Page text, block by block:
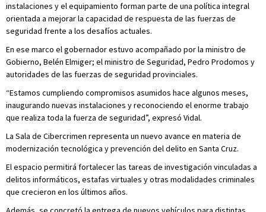
instalaciones y el equipamiento forman parte de una política integral
orientada a mejorar la capacidad de respuesta de las fuerzas de
seguridad frente a los desafíos actuales.
En ese marco el gobernador estuvo acompañado por la ministro de
Gobierno, Belén Elmiger; el ministro de Seguridad, Pedro Prodomos y
autoridades de las fuerzas de seguridad provinciales.
“Estamos cumpliendo compromisos asumidos hace algunos meses,
inaugurando nuevas instalaciones y reconociendo el enorme trabajo
que realiza toda la fuerza de seguridad”, expresó Vidal.
La Sala de Cibercrimen representa un nuevo avance en materia de
modernización tecnológica y prevención del delito en Santa Cruz.
El espacio permitirá fortalecer las tareas de investigación vinculadas a
delitos informáticos, estafas virtuales y otras modalidades criminales
que crecieron en los últimos años.